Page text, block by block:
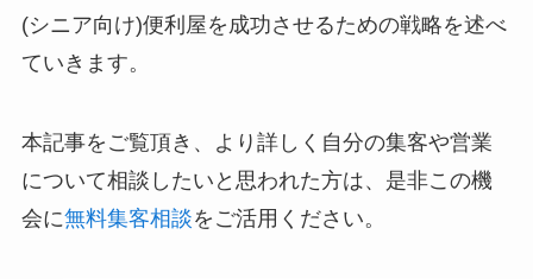
(シニア向け)便利屋を成功させるための戦略を述べ
ていきます。
本記事をご覧頂き、より詳しく自分の集客や営業
について相談したいと思われた方は、是非この機
会に無料集客相談をご活用ください。